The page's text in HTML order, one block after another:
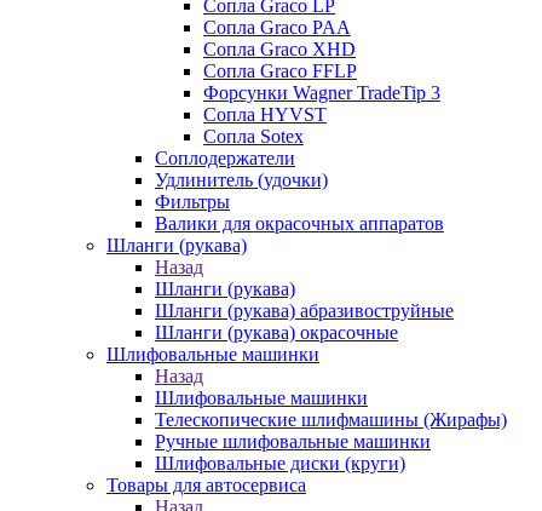
Сопла Graco LP
Сопла Graco PAA
Сопла Graco XHD
Сопла Graco FFLP
Форсунки Wagner TradeTip 3
Сопла HYVST
Сопла Sotex
Соплодержатели
Удлинитель (удочки)
Фильтры
Валики для окрасочных аппаратов
Шланги (рукава)
Назад
Шланги (рукава)
Шланги (рукава) абразивоструйные
Шланги (рукава) окрасочные
Шлифовальные машинки
Назад
Шлифовальные машинки
Телескопические шлифмашины (Жирафы)
Ручные шлифовальные машинки
Шлифовальные диски (круги)
Товары для автосервиса
Назад